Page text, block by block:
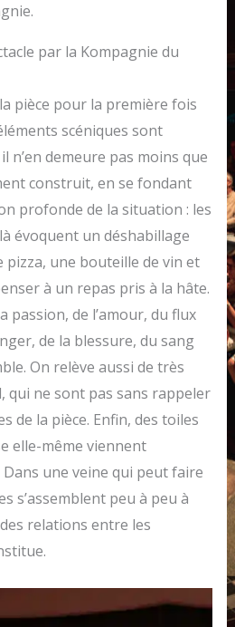
par la Kompagnie du
pièce pour la première fois
scéniques sont
n’en demeure pas moins que
construit, en se fondant
profonde de la situation : les
évoquent un déshabillage
pizza, une bouteille de vin et
à un repas pris à la hâte.
passion, de l’amour, du flux
de la blessure, du sang
On relève aussi de très
qui ne sont pas sans rappeler
de la pièce. Enfin, des toiles
elle-même viennent
Dans une veine qui peut faire
s’assemblent peu à peu à
relations entre les